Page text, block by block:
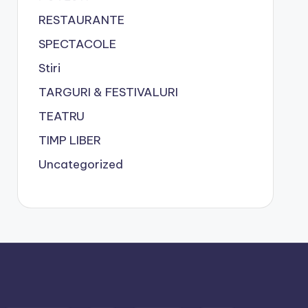
RESTAURANTE
SPECTACOLE
Stiri
TARGURI & FESTIVALURI
TEATRU
TIMP LIBER
Uncategorized